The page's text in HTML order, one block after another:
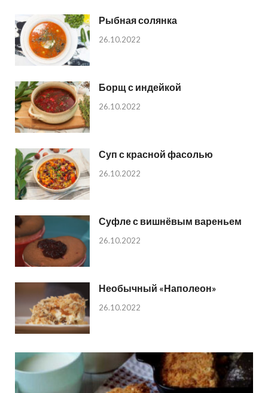
Рыбная солянка
26.10.2022
Борщ с индейкой
26.10.2022
Суп с красной фасолью
26.10.2022
Суфле с вишнёвым вареньем
26.10.2022
Необычный «Наполеон»
26.10.2022